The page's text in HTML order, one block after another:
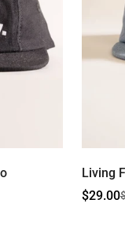
Living
Precio
$29.00
Precio